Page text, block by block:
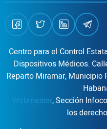
Centro para el Control
Dispositivos Médicos.
Reparto Miramar, Municipio
Webmaster, Sección
los